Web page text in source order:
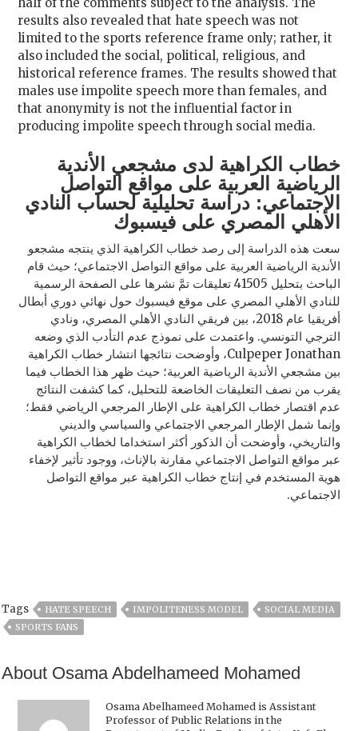
results also revealed that hate speech was not
limited to the sports reference frame only; rather, it
also included the social, political, religious, and
historical reference frames. The results showed that
males use impolite speech more than females, and
that anonymity is not the influential factor in
producing impolite speech through social media.
خطاب الكراهية لدى مشجعي الأندية
الرياضية العربية على مواقع التواصل
الاجتماعي: دراسة تحليلية لحساب النادي
الأهلي المصري على فيسبوك
سعت هذه الدراسة إلى رصد خطاب الكراهية الذي ينتجه مشجعو
الأندية الرياضية العربية على مواقع التواصل الاجتماعي؛ حيث قام
الباحث بتحليل 41505 تعليقات تمَّ نشرها على الصفحة الرسمية
للنادي الأهلي المصري على موقع فيسبوك حول نهائي دوري أبطال
أفريقيا عام 2018، بين فريقي النادي الأهلي المصري، ونادي
الترجي التونسي. واعتمدت على نموذج عدم التأدب الذي وضعه
Culpeper Jonathan، وأوضحت نتائجها انتشار خطاب الكراهية
بين مشجعي الأندية الرياضية العربية؛ حيث ظهر هذا الخطاب فيما
يقرب من نصف التعليقات الخاضعة للتحليل، كما كشفت النتائج
عدم اقتصار خطاب الكراهية على الإطار المرجعي الرياضي فقط؛
وإنما شمل الإطار المرجعي الاجتماعي والسياسي والديني
والتاريخي، وأوضحت أن الذكور أكثر استخداما لخطاب الكراهية
عبر مواقع التواصل الاجتماعي مقارنة بالإناث، ووجود تأثير لإخفاء
هوية المستخدم في إنتاج خطاب الكراهية عبر مواقع التواصل
الاجتماعي.
Tags HATE SPEECH IMPOLITENESS MODEL
SOCIAL MEDIA
SPORTS FANS
About Osama Abdelhameed Mohamed
Osama Abelhameed Mohamed isAssistant
Professor of Public Relations in the